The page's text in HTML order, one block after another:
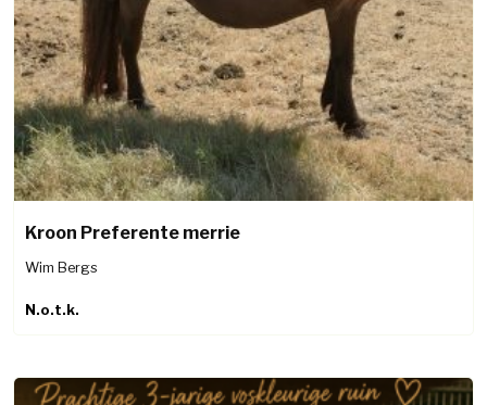
Kroon Preferente merrie
Wim Bergs
N.o.t.k.